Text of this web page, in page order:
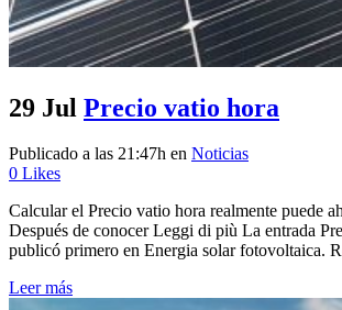
29 Jul Precio vatio hora
Publicado a las 21:47h en Noticias
0 Likes
Calcular el Precio vatio hora realmente puede
Después de conocer Leggi di più La entrada
publicó primero en Energia solar fotovoltaica.
Leer más